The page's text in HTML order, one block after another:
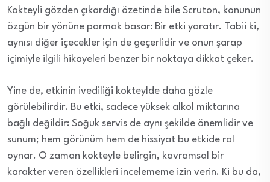
Kokteyli gözden çıkardığı özetinde bile Scruton, konunun
özgün bir yönüne parmak basar: Bir etki yaratır. Tabii ki,
aynısı diğer içecekler için de geçerlidir ve onun şarap
içimiyle ilgili hikayeleri benzer bir noktaya dikkat çeker.
Yine de, etkinin ivediliği kokteylde daha gözle
görülebilirdir. Bu etki, sadece yüksek alkol miktarına
bağlı değildir: Soğuk servis de aynı şekilde önemlidir ve
sunum; hem görünüm hem de hissiyat bu etkide rol
oynar. O zaman kokteyle belirgin, kavramsal bir
karakter veren özellikleri incelememe izin verin. Ki bu da,